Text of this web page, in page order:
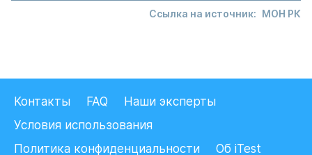
Ссылка на источник: МОН РК
Контакты FAQ
Наши эксперты
Условия использования
Политика конфиденциальности
Об iTest